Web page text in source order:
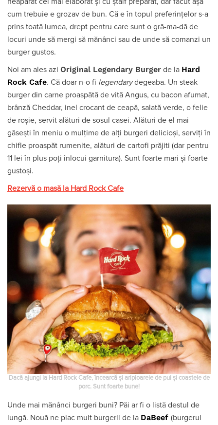
cum trebuie e grozav de bun. Că e în topul preferințelor s-a
prins toată lumea, drept pentru care sunt o gră-ma-dă de
locuri unde să mergi să mănânci sau de unde să comanzi un
burger gustos.
Noi am ales azi Original Legendary Burger de la Hard
Rock Cafe. Că doar n-o fi legendarydegeaba. Un steak
burger din carne proaspătă de vită Angus, cu bacon afumat,
brânză Cheddar, inel crocant de ceapă, salată verde, o felie
de roșie, servit alături de sosul casei. Alături de el mai
găsești în meniu o mulțime de alți burgeri delicioși, serviți în
chifle proaspăt rumenite, alături de cartofi prăjiti (dar pentru
11 lei în plus poți înlocui garnitura). Sunt foarte mari și foarte
gustoși.
Rezervă o masă la Hard Rock Cafe
Dacă ajungi la Hard Rock Cafe, încearcă și aripioarele de pui și coastele de
porc. Sunt foarte bune!
Unde mai mănânci burgeri buni? Păi ar fi o listă destul de
lungă. Nouă ne plac mult burgerii de la DaBeef (burgerul